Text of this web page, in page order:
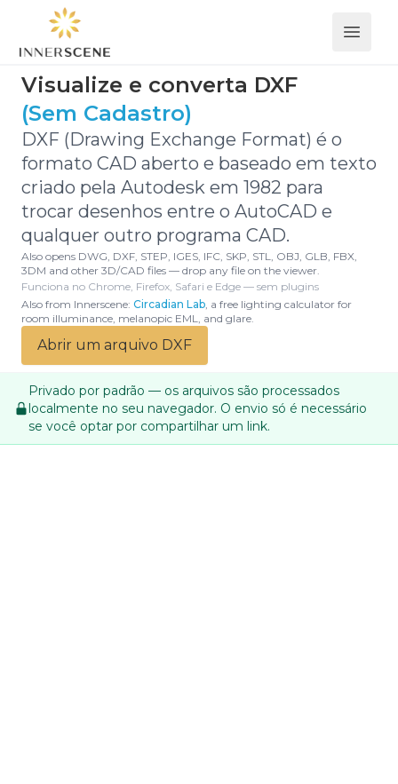
Open
Visualize e converta DXF
(Sem Cadastro)
DXF (Drawing Exchange Format) é o
formato CAD aberto e baseado em texto
criado pela Autodesk em 1982 para
trocar desenhos entre o AutoCAD e
qualquer outro programa CAD.
Also opens DWG, DXF, STEP, IGES, IFC, SKP, STL, OBJ, GLB, FBX,
3DM and other 3D/CAD files — drop any file on the viewer.
Funciona no Chrome, Firefox, Safari e Edge — sem plugins
Also from Innerscene: Circadian Lab, a free lighting calculator for
room illuminance, melanopic EML, and glare.
Abrir um arquivo DXF
Privado por padrão — os arquivos são processados
localmente no seu navegador. O envio só é necessário
se você optar por compartilhar um link.